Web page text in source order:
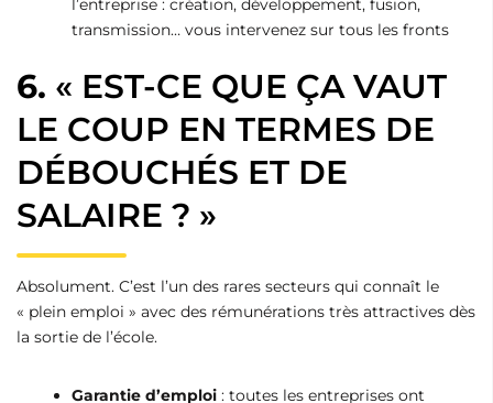
l’entreprise : création, développement, fusion,
transmission… vous intervenez sur tous les fronts
6. « EST-CE QUE ÇA VAUT
LE COUP EN TERMES DE
DÉBOUCHÉS ET DE
SALAIRE ? »
Absolument. C’est l’un des rares secteurs qui connaît le
« plein emploi » avec des rémunérations très attractives dès
la sortie de l’école.
Garantie d’emploi : toutes les entreprises ont